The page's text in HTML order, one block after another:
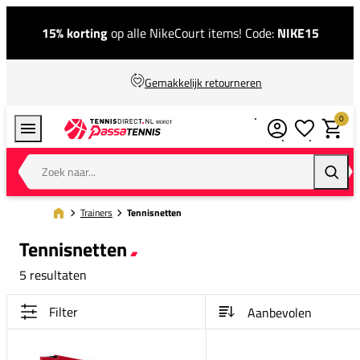
15% kortingop alle NikeCourt items! Code: NIKE15
Gemakkelijk retourneren
Zoek naar...
0
Trainers Tennisnetten
Tennisnetten
5 resultaten
Filter